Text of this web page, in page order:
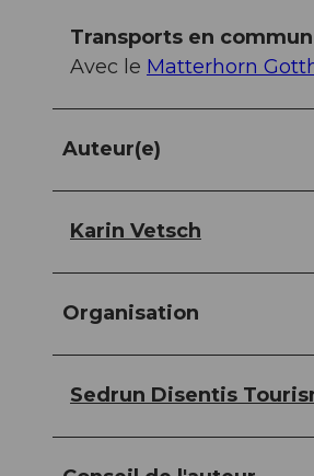
Transports en commun
Avec le Matterhorn
Auteur(e)
Karin Vetsch
Organisation
Sedrun Disentis